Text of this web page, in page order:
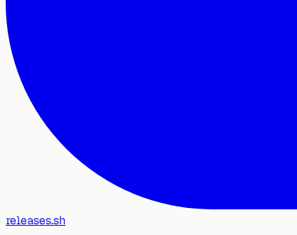
releases.sh